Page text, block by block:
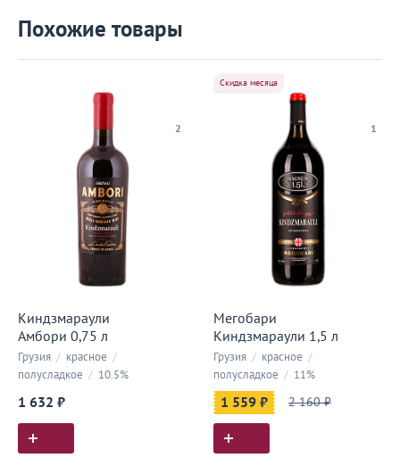
Похожие товары
2
Киндзмараули
Амбори 0,75 л
Грузия / красное /
полусладкое / 10.5%
1 632 ₽
1
Скидка месяца
Мегобари
Киндзмараули 1,5 л
Грузия / красное /
полусладкое / 11%
1 559 ₽ 2 160 ₽